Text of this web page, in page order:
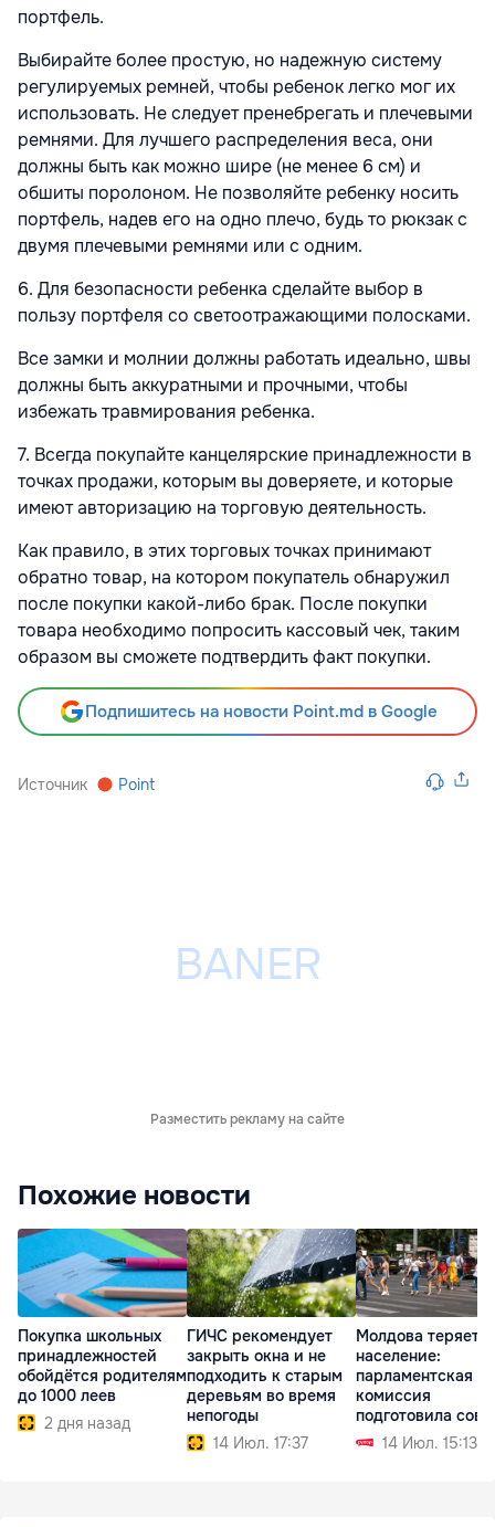
портфель.
Выбирайте более простую, но надежную систему
регулируемых ремней, чтобы ребенок легко мог их
использовать. Не следует пренебрегать и плечевыми
ремнями. Для лучшего распределения веса, они
должны быть как можно шире (не менее 6 см) и
обшиты поролоном. Не позволяйте ребенку носить
портфель, надев его на одно плечо, будь то рюкзак с
двумя плечевыми ремнями или с одним.
6. Для безопасности ребенка сделайте выбор в
пользу портфеля со светоотражающими полосками.
Все замки и молнии должны работать идеально, швы
должны быть аккуратными и прочными, чтобы
избежать травмирования ребенка.
7. Всегда покупайте канцелярские принадлежности в
точках продажи, которым вы доверяете, и которые
имеют авторизацию на торговую деятельность.
Как правило, в этих торговых точках принимают
обратно товар, на котором покупатель обнаружил
после покупки какой-либо брак. После покупки
товара необходимо попросить кассовый чек, таким
образом вы сможете подтвердить факт покупки.
Подпишитесь на новости Point.md в Google
Источник Point
Разместить рекламу на сайте
Похожие новости
Покупка школьных
принадлежностей
обойдётся родителям
до 1000 леев
2 дня назад
ГИЧС рекомендует
закрыть окна и не
подходить к старым
деревьям во время
непогоды
14 Июл. 17:37
Молдова теряет
население:
парламентская
комиссия
подготовила
для кабмина
14 Июл. 15:13